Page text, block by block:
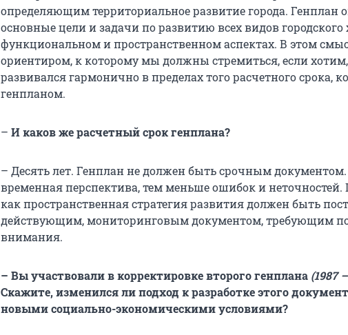
определяющим территориальное развитие города. Генплан
основные цели и задачи по развитию всех видов городского
функциональном и пространственном аспектах. В этом
ориентиром, к которому мы должны стремиться, если
развивался гармонично в пределах того расчетного срока,
генпланом.
– И каков же расчетный срок генплана?
– Десять лет. Генплан не должен быть срочным
временная перспектива, тем меньше ошибок и неточностей.
как пространственная стратегия развития должен быть
действующим, мониторинговым документом, требующим
внимания.
– Вы участвовали в корректировке второго генплана (1987
Скажите, изменился ли подход к разработке этого
новыми социально-экономическими условиями?